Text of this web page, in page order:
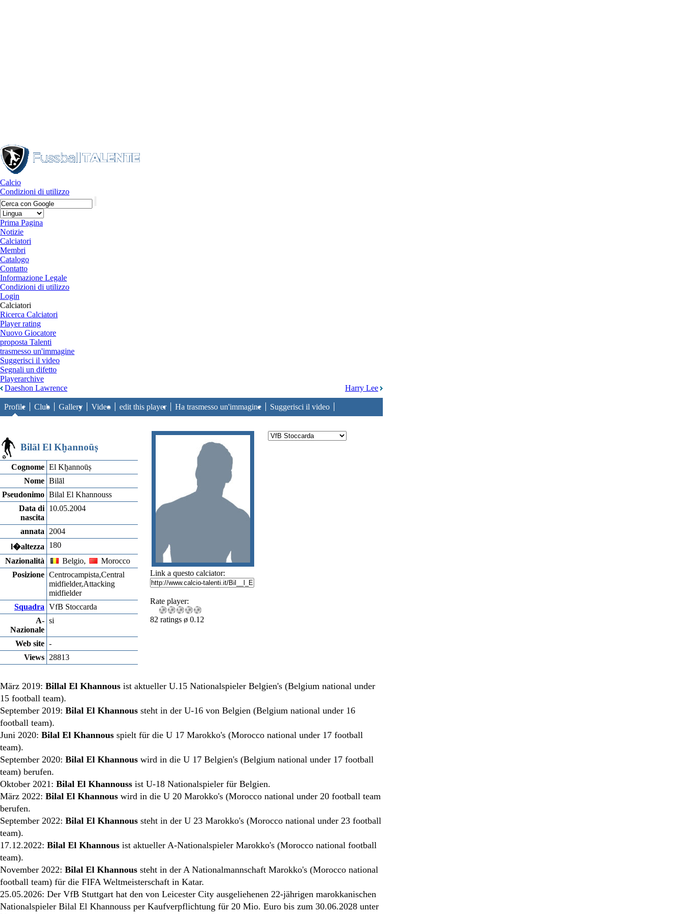
Calcio
Condizioni di utilizzo
Prima Pagina
Notizie
Calciatori
Membri
Catalogo
Contatto
Informazione Legale
Condizioni di utilizzo
Login
Calciatori
Ricerca Calciatori
Player rating
Nuovo Giocatore
proposta Talenti
trasmesso un'immagine
Suggerisci il video
Segnali un difetto
Playerarchive
Harry Lee
Daeshon Lawrence
Profile Club Gallery Video edit this player Ha trasmesso un'immagine Suggerisci il video
Bilāl El Kḫannoūṣ
Cognome El Kḫannoūṣ
Nome Bilāl
Pseudonimo Bilal El Khannouss
Data di
nascita
10.05.2004
annata
2004
l�altezza
180
Nazionalità
Belgio,
Morocco
Posizione Centrocampista,Central
midfielder,Attacking
midfielder
Squadra VfB Stoccarda
A-
Nazionale
si
Web site -
Views 28813
Link a questo calciator:
Rate player:
82 ratings ø 0.12
März 2019: Billal El Khannous ist aktueller U.15 Nationalspieler Belgien's (Belgium national under
15 football team).
September 2019: Bilal El Khannous steht in der U-16 von Belgien (Belgium national under 16
football team).
Juni 2020: Bilal El Khannous spielt für die U 17 Marokko's (Morocco national under 17 football
team).
September 2020: Bilal El Khannous wird in die U 17 Belgien's (Belgium national under 17 football
team) berufen.
Oktober 2021: Bilal El Khannouss ist U-18 Nationalspieler für Belgien.
März 2022: Bilal El Khannous wird in die U 20 Marokko's (Morocco national under 20 football team
berufen.
September 2022: Bilal El Khannous steht in der U 23 Marokko's (Morocco national under 23 football
team).
17.12.2022: Bilal El Khannous ist aktueller A-Nationalspieler Marokko's (Morocco national football
team).
November 2022: Bilal El Khannous steht in der A Nationalmannschaft Marokko's (Morocco national
football team) für die FIFA Weltmeisterschaft in Katar.
25.05.2026: Der VfB Stuttgart hat den von Leicester City ausgeliehenen 22-jährigen marokkanischen
Nationalspieler Bilal El Khannouss per Kaufverpflichtung für 20 Mio. Euro bis zum 30.06.2028 unter